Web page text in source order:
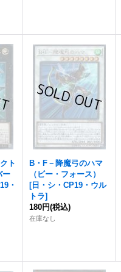
ト
ー
・
B・F－降魔弓のハマ
（ビー・フォース）
[日・シ・CP19・ウル
トラ]
180円(税込)
在庫なし